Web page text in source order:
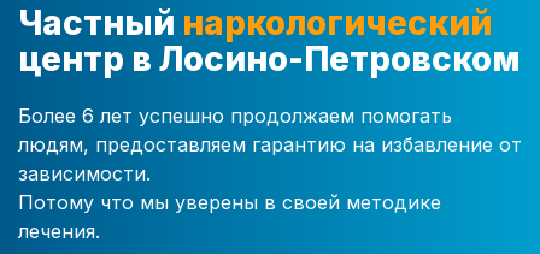
Частный наркологический
центр в Лосино-Петровском
Более 6 лет успешно продолжаем помогать
людям, предоставляем гарантию на избавление от
зависимости.
Потому что мы уверены в своей методике
лечения.